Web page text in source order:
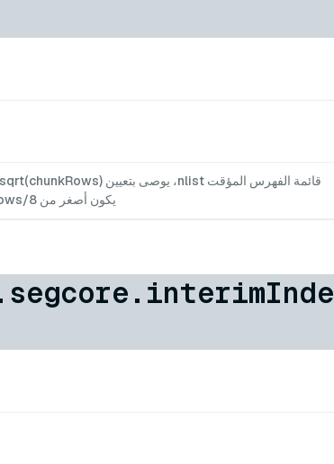
يكون أصغر من chunkRows/8